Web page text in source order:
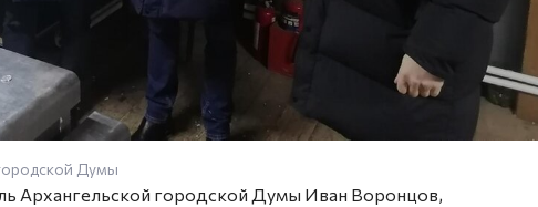
Думы
Архангельской городской Думы Иван Воронцов,